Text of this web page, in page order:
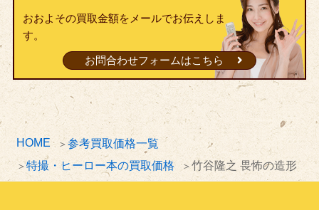
HOME
参考買取価格一覧
特撮・ヒーロー本の買取価格
竹谷隆之 畏怖の造形
おおよその買取金額をメールでお伝えしま
す。
お問合わせフォームはこちら